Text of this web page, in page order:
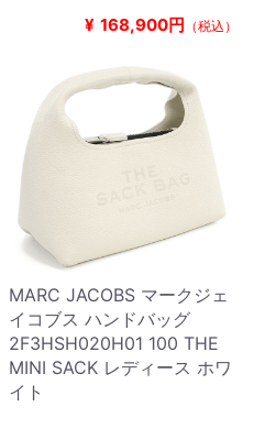
¥ 168,900円 （税込）
MARC JACOBS マークジェ
イコブス ハンドバッグ
2F3HSH020H01 100 THE
MINI SACK レディース ホワ
イト